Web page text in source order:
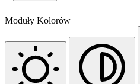
Moduły Kolorów